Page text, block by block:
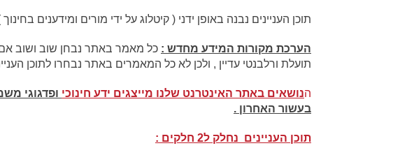
תוכן העניינים נבנה באופן ידני ( קיטלוג על ידי מורים ומידענים
הערכת מקורות המידע מחדש : כל מאמר באתר נבחן שוב ושוב
תועלת ורלבנטי עדיין , ולכן לא כל המאמרים באתר נבחרו לתוכן
הנושאים באתר האינטרנט שלנו מייצגים ידע חינוכי ופדגוגי
בעשור האחרון .
תוכן העניינים נחלק ל2 חלקים :